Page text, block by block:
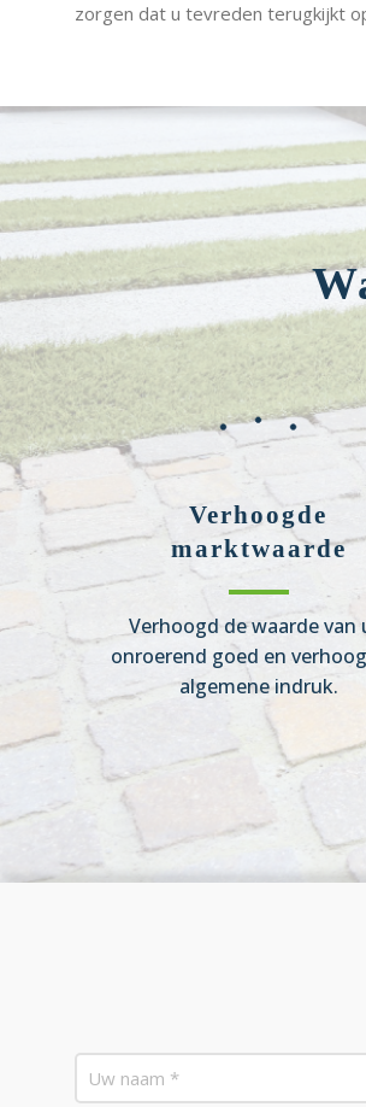
zorgen dat u tevreden terugkijkt
Verhoogde
marktwaarde
Verhoogd de waarde van
onroerend goed en
algemene indruk.